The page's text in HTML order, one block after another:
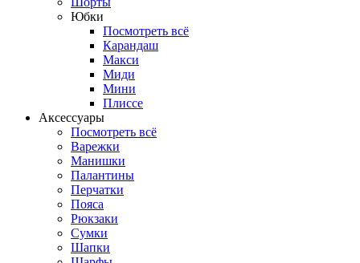
Юбки
Посмотреть всё
Карандаш
Макси
Миди
Мини
Плиссе
Аксессуары
Посмотреть всё
Варежки
Манишки
Палантины
Перчатки
Пояса
Рюкзаки
Сумки
Шапки